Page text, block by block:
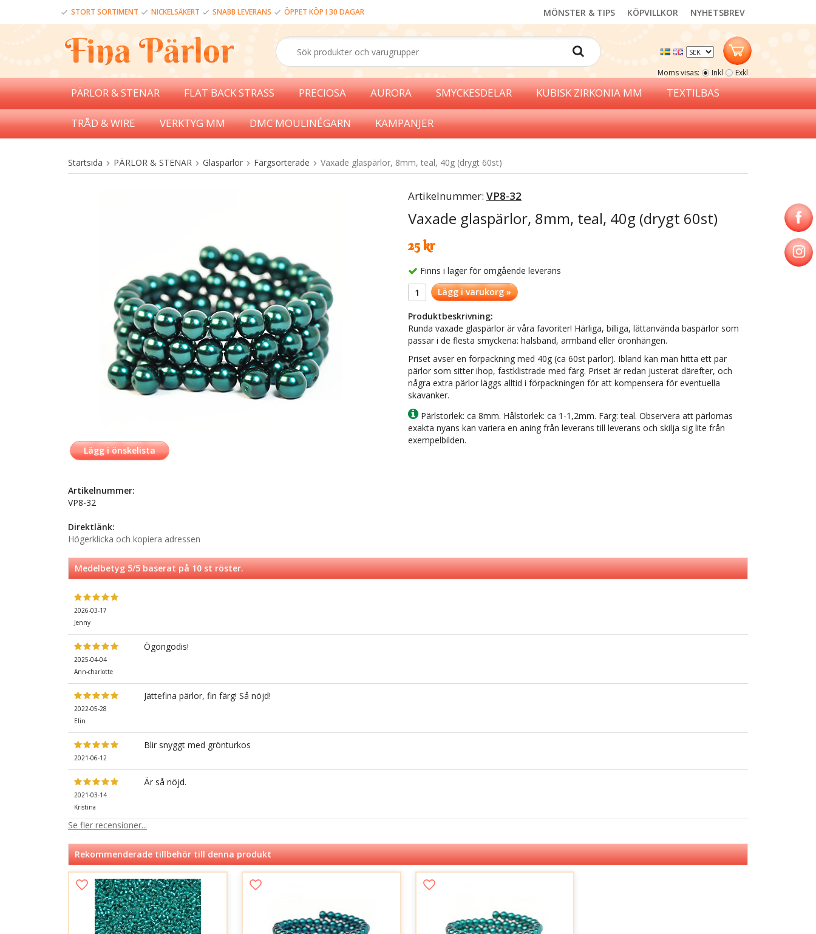
STORT SORTIMENT NICKELSÄKERT SNABB LEVERANS ÖPPET KÖP I 30 DAGAR NYHETSBREV
KÖPVILLKOR
MÖNSTER & TIPS
Moms visas: Inkl Exkl
PÄRLOR & STENAR FLAT BACK STRASS PRECIOSA AURORA SMYCKESDELAR KUBISK ZIRKONIA MM TEXTILBAS
TRÅD & WIRE VERKTYG MM DMC MOULINÉGARN KAMPANJER
Startsida PÄRLOR & STENAR Glaspärlor Färgsorterade Vaxade glaspärlor, 8mm, teal, 40g (drygt 60st)
Artikelnummer: VP8-32
Vaxade glaspärlor, 8mm, teal, 40g (drygt 60st)
25 kr
Finns i lager för omgående leverans
Lägg i varukorg »
Produktbeskrivning:
Runda vaxade glaspärlor är våra favoriter! Härliga, billiga, lättanvända baspärlor som
passar i de flesta smyckena: halsband, armband eller öronhängen.
Priset avser en förpackning med 40g (ca 60st pärlor). Ibland kan man hitta ett par
pärlor som sitter ihop, fastklistrade med färg. Priset är redan justerat därefter, och
några extra pärlor läggs alltid i förpackningen för att kompensera för eventuella
skavanker.
Pärlstorlek: ca 8mm. Hålstorlek: ca 1-1,2mm. Färg: teal. Observera att pärlornas
exakta nyans kan variera en aning från leverans till leverans och skilja sig lite från
exempelbilden.
Lägg i önskelista
Artikelnummer:
VP8-32
Direktlänk:
Högerklicka och kopiera adressen
Medelbetyg5/5 baserat på10st röster.
2026-03-17
Jenny
2025-04-04
Ann-charlotte
Ögongodis!
2022-05-28
Elin
Jättefina pärlor, fin färg! Så nöjd!
2021-06-12
Blir snyggt med grönturkos
2021-03-14
Kristina
Är så nöjd.
Se fler recensioner...
Rekommenderade tillbehör till denna produkt